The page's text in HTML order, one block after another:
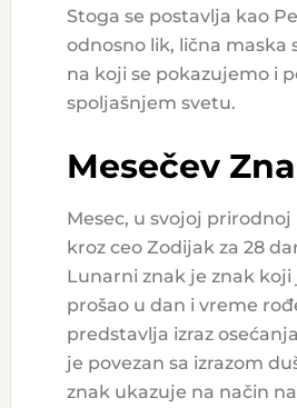
Stoga se postavlja kao
odnosno lik, lična maska
na koji se pokazujemo i
spoljašnjem svetu.
Mesečev
Mesec, u svojoj
kroz ceo Zodijak za 28
Lunarni znak je znak koji
prošao u dan i vreme
predstavlja izraz
je povezan sa izrazom
znak ukazuje na način